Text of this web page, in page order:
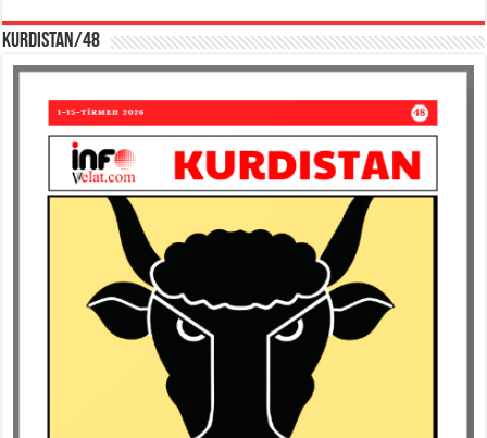
KURDISTAN/48